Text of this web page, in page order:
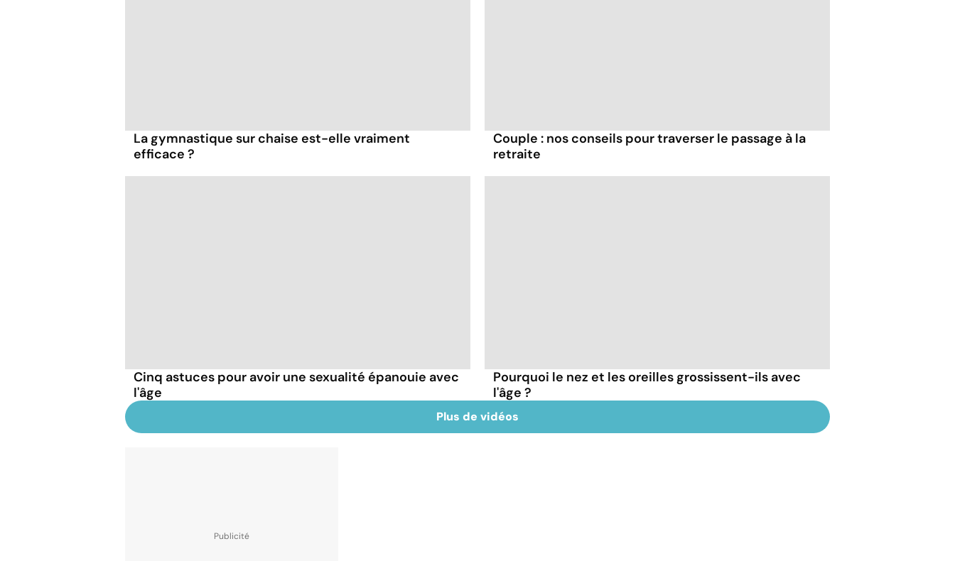
La gymnastique sur chaise est-elle vraiment
efficace ?
Couple : nos conseils pour traverser le passage à la
retraite
Cinq astuces pour avoir une sexualité épanouie avec
l'âge
Pourquoi le nez et les oreilles grossissent-ils avec
l'âge ?
Plus de vidéos